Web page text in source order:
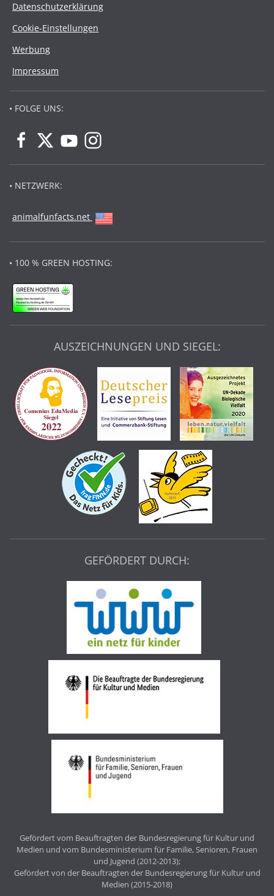
Datenschutzerklärung
Cookie-Einstellungen
Werbung
Impressum
• FOLGE UNS:
• NETZWERK:
animalfunfacts.net
• 100 % GREEN HOSTING:
AUSZEICHNUNGEN UND SIEGEL:
GEFÖRDERT DURCH:
Gefördert vom Beauftragten der Bundesregierung für Kultur und
Medien und vom Bundesministerium für Familie, Senioren, Frauen
und Jugend (2012-2013);
Gefördert von der Beauftragten der Bundesregierung für Kultur und
Medien (2015-2018)